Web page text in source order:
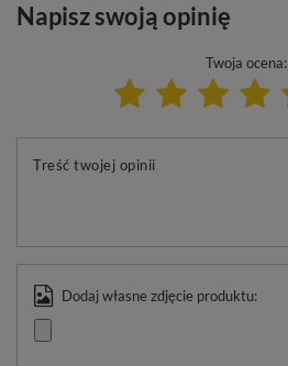
Napisz swoją opinię
Twoja ocena:
Treść twojej opinii
Dodaj własne zdjęcie produktu: